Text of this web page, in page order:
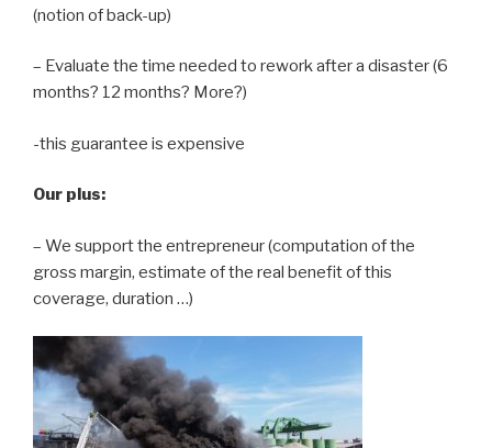
(notion of back-up)
– Evaluate the time needed to rework after a disaster (6
months? 12 months? More?)
-this guarantee is expensive
Our plus:
– We support the entrepreneur (computation of the
gross margin, estimate of the real benefit of this
coverage, duration …)